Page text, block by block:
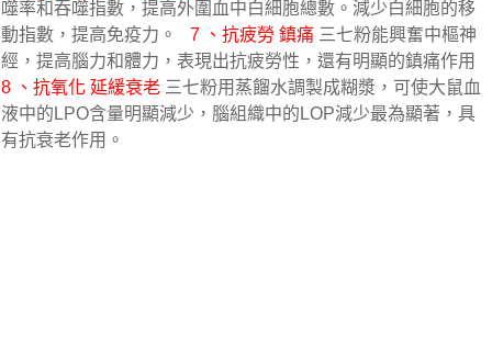
噬率和吞噬指數，提高外圍血中白細胞總數。減少白細胞的移
動指數，提高免疫力。 7 、抗疲勞 鎮痛 三七粉能興奮中樞神
8 、抗氧化 延緩衰老 三七粉用蒸餾水調製成糊漿，可使大鼠血
液中的LPO含量明顯減少，腦組織中的LOP減少最為顯著，具
有抗衰老作用。